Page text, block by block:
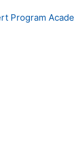
Program Acade